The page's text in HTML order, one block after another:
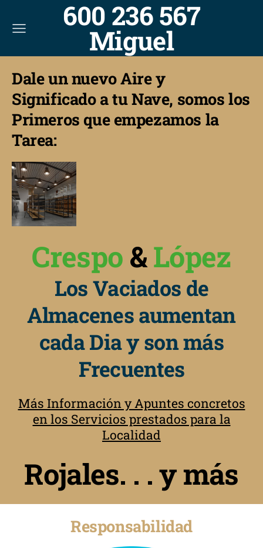
600 236 567
Miguel
Dale un nuevo Aire y
Significado a tu Nave, somos los
Primeros que empezamos la
Tarea:
Crespo &López
Los Vaciados de
Almacenes aumentan
cada Dia y son más
Frecuentes
Más Información y Apuntes concretos
en los Servicios prestados para la
Localidad
Rojales. . . y más
Responsabilidad